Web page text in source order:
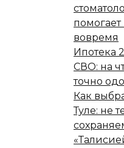
вовремя
Ипотека
СВО: на
точно
Как
Туле: не